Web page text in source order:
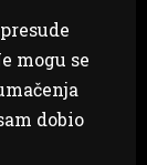
mogu se
dobio